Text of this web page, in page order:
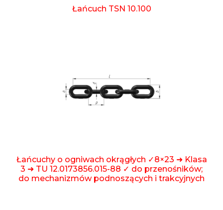
Łańcuch TSN 10.100
Łańcuchy o ogniwach okrągłych ✓8×23 ➜ Klasa
3 ➜ TU 12.0173856.015-88 ✓ do przenośników;
do mechanizmów podnoszących i trakcyjnych